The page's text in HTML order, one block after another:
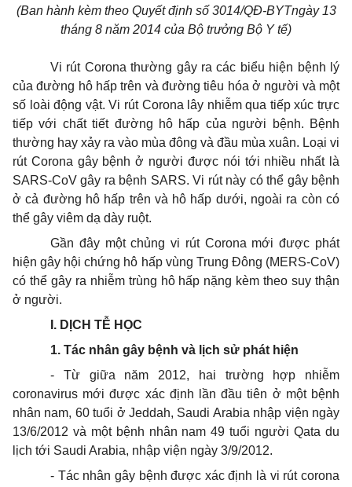
(Ban hành kèm theo Quyết định số 3014/QĐ-BYTngày 13
tháng 8 năm 2014 của Bộ trưởng Bộ Y tế)
Vi rút Corona thường gây ra các biểu hiện bệnh lý
của đường hô hấp trên và đường tiêu hóa ở người và một
số loài động vật. Vi rút Corona lây nhiễm qua tiếp xúc trực
tiếp với chất tiết đường hô hấp của người bệnh. Bệnh
thường hay xảy ra vào mùa đông và đầu mùa xuân. Loại vi
rút Corona gây bệnh ở người được nói tới nhiều nhất là
SARS-CoV gây ra bệnh SARS. Vi rút này có thể gây bệnh
ở cả đường hô hấp trên và hô hấp dưới, ngoài ra còn có
thể gây viêm dạ dày ruột.
Gần đây một chủng vi rút Corona mới được phát
hiện gây hội chứng hô hấp vùng Trung Đông (MERS-CoV)
có thể gây ra nhiễm trùng hô hấp nặng kèm theo suy thận
ở người.
I. DỊCH TỄ HỌC
1. Tác nhân gây bệnh và lịch sử phát hiện
- Từ giữa năm 2012, hai trường hợp nhiễm
coronavirus mới được xác định lần đầu tiên ở một bệnh
nhân nam, 60 tuổi ở Jeddah, Saudi Arabia nhập viện ngày
13/6/2012 và một bệnh nhân nam 49 tuổi người Qata du
lịch tới Saudi Arabia, nhập viện ngày 3/9/2012.
- Tác nhân gây bệnh được xác định là vi rút corona